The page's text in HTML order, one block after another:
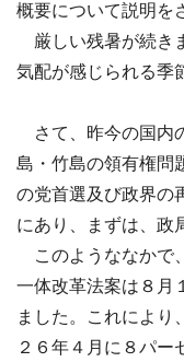
概要について説明を
厳しい残暑が続き
気配が感じられる季
さて、昨今の国内
島・竹島の領有権問
の党首選及び政界の
にあり、まずは、政
このようななかで
一体改革法案は８月
ました。これにより
２６年４月に８パー